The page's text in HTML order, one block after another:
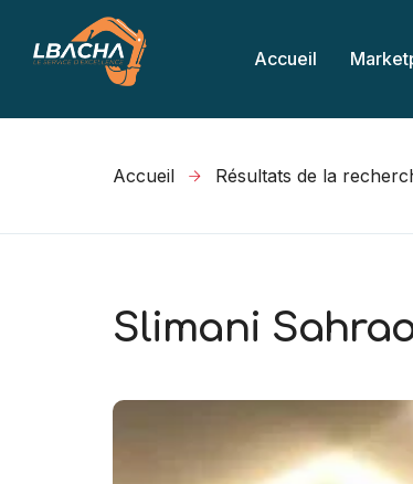
Accueil
Accueil Résultats de la
Slimani